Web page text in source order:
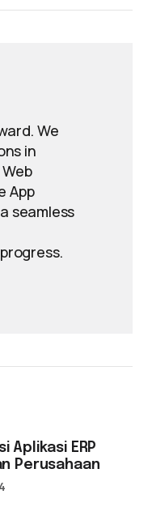
We
in
App
seamless
Aplikasi ERP
Perusahaan